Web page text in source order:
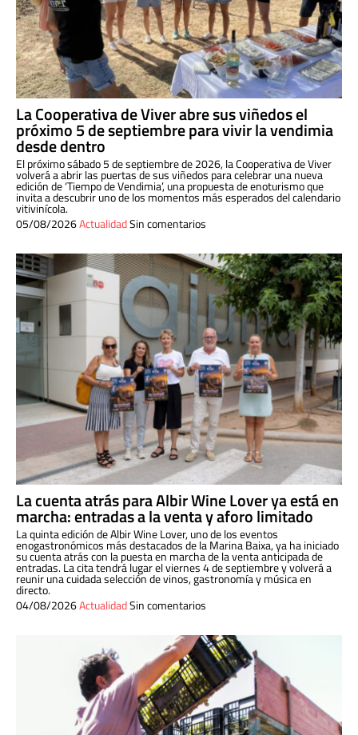
La Cooperativa de Viver abre sus viñedos el
próximo 5 de septiembre para vivir la vendimia
desde dentro
El próximo sábado 5 de septiembre de 2026, la Cooperativa de Viver
volverá a abrir las puertas de sus viñedos para celebrar una nueva
edición de ‘Tiempo de Vendimia’, una propuesta de enoturismo que
invita a descubrir uno de los momentos más esperados del calendario
vitivinícola.
05/08/2026ActualidadSin comentarios
La cuenta atrás para Albir Wine Lover ya está en
marcha: entradas a la venta y aforo limitado
La quinta edición de Albir Wine Lover, uno de los eventos
enogastronómicos más destacados de la Marina Baixa, ya ha iniciado
su cuenta atrás con la puesta en marcha de la venta anticipada de
entradas. La cita tendrá lugar el viernes 4 de septiembre y volverá a
reunir una cuidada selección de vinos, gastronomía y música en
directo.
04/08/2026ActualidadSin comentarios